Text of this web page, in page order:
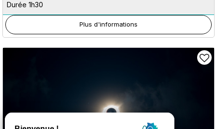
Durée 1h30
Plus d'informations